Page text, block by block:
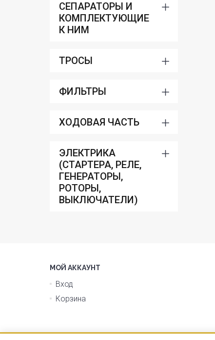
СЕПАРАТОРЫ И
КОМПЛЕКТУЮЩИЕ
К НИМ
ТРОСЫ
ФИЛЬТРЫ
ХОДОВАЯ ЧАСТЬ
ЭЛЕКТРИКА
(СТАРТЕРА, РЕЛЕ,
ГЕНЕРАТОРЫ,
РОТОРЫ,
ВЫКЛЮЧАТЕЛИ)
МОЙ АККАУНТ
Вход
Корзина